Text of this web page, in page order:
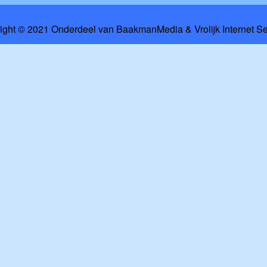
© 2021 Onderdeel van BaakmanMedia& Vrolijk Internet